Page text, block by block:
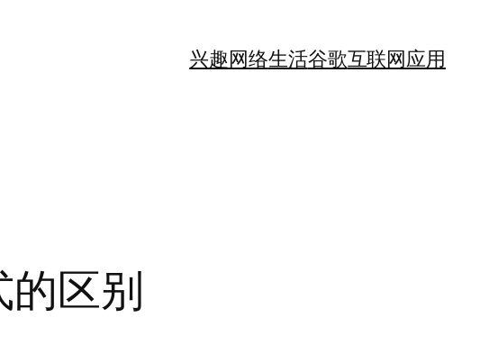
兴趣网络生活谷歌互联网应用
的区别